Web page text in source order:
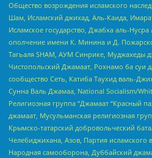
Общество возрождения исламского
Шам, Исламский джихад, Аль-Каида,
Исламское государство, Джабха аль-
ополчение имени К. Минина и Д.
Тагьаля SHAM, АУМ Синрике, Муджахеды
Чистопольский Джамаат, Рохнамо ба суи
сообщество Сеть, Катиба Таухид валь-
Сунна Валь Джамаа, National Socialism/
Религиозная группа “Джамаат “Красный
джамаат, Мусульманская религиозная
Крымско-татарский добровольческий
Челебиджихана, Азов, Партия исламского
Народная самооборона, Дуббайский